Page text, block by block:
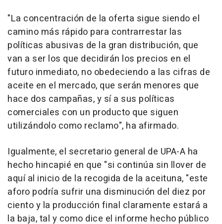
"La concentración de la oferta sigue siendo el
camino más rápido para contrarrestar las
políticas abusivas de la gran distribución, que
van a ser los que decidirán los precios en el
futuro inmediato, no obedeciendo a las cifras de
aceite en el mercado, que serán menores que
hace dos campañas, y sí a sus políticas
comerciales con un producto que siguen
utilizándolo como reclamo", ha afirmado.
Igualmente, el secretario general de UPA-A ha
hecho hincapié en que "si continúa sin llover de
aquí al inicio de la recogida de la aceituna, "este
aforo podría sufrir una disminución del diez por
ciento y la producción final claramente estará a
la baja, tal y como dice el informe hecho público